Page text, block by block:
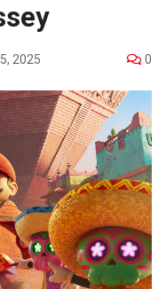
2025 0